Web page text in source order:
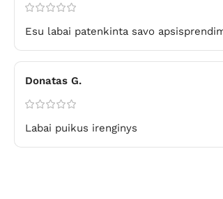
Esu labai patenkinta savo
Donatas G.
Labai puikus irenginys